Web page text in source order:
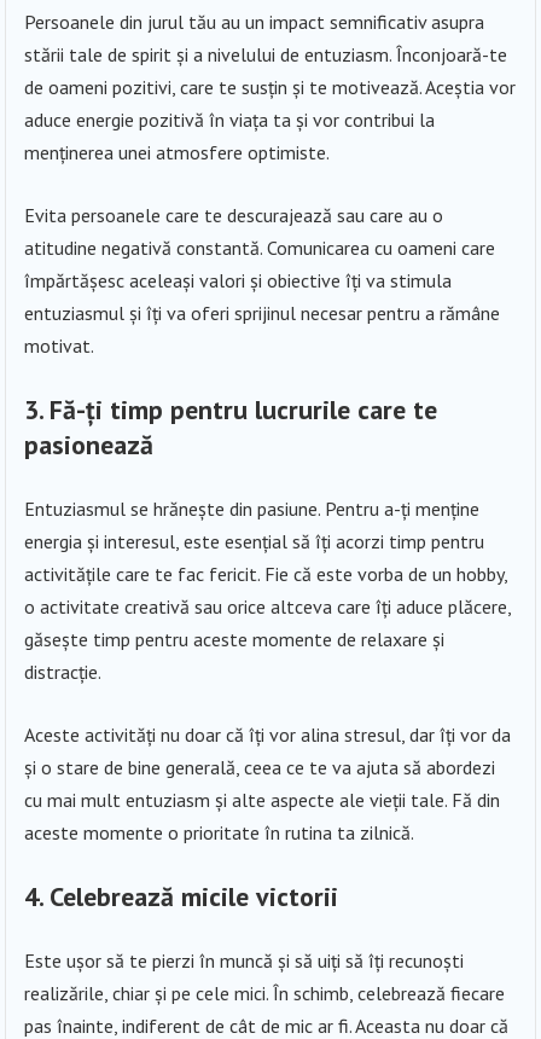
Persoanele din jurul tău au un impact semnificativ asupra
stării tale de spirit și a nivelului de entuziasm. Înconjoară-te
de oameni pozitivi, care te susțin și te motivează. Aceștia vor
aduce energie pozitivă în viața ta și vor contribui la
menținerea unei atmosfere optimiste.
Evita persoanele care te descurajează sau care au o
atitudine negativă constantă. Comunicarea cu oameni care
împărtășesc aceleași valori și obiective îți va stimula
entuziasmul și îți va oferi sprijinul necesar pentru a rămâne
motivat.
3. Fă-ți timp pentru lucrurile care te
pasionează
Entuziasmul se hrănește din pasiune. Pentru a-ți menține
energia și interesul, este esențial să îți acorzi timp pentru
activitățile care te fac fericit. Fie că este vorba de un hobby,
o activitate creativă sau orice altceva care îți aduce plăcere,
găsește timp pentru aceste momente de relaxare și
distracție.
Aceste activități nu doar că îți vor alina stresul, dar îți vor da
și o stare de bine generală, ceea ce te va ajuta să abordezi
cu mai mult entuziasm și alte aspecte ale vieții tale. Fă din
aceste momente o prioritate în rutina ta zilnică.
4. Celebrează micile victorii
Este ușor să te pierzi în muncă și să uiți să îți recunoști
realizările, chiar și pe cele mici. În schimb, celebrează fiecare
pas înainte, indiferent de cât de mic ar fi. Aceasta nu doar că